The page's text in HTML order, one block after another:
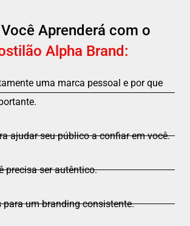
Você Aprenderá com o
Alpha Brand:
uma marca pessoal e por que
ajudar seu público a confiar em você.
precisa ser autêntico.
para um branding consistente.